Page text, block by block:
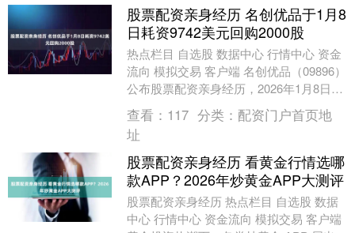
股票配资亲身经历 名创优品于1月8
日耗资9742美元回购2000股
热点栏目 自选股 数据中心 行情中心 资金
流向 模拟交易 客户端 名创优品（09896）
公布股票配资亲身经历，2026年1月8日耗
资9742美元回购2000股股....
查看： 117 分类： 配资门户首页地
址
股票配资亲身经历 看黄金行情选哪
款APP？2026年炒黄金APP大测评
股票配资亲身经历 热点栏目 自选股 数据
中心 行情中心 资金流向 模拟交易 客户端